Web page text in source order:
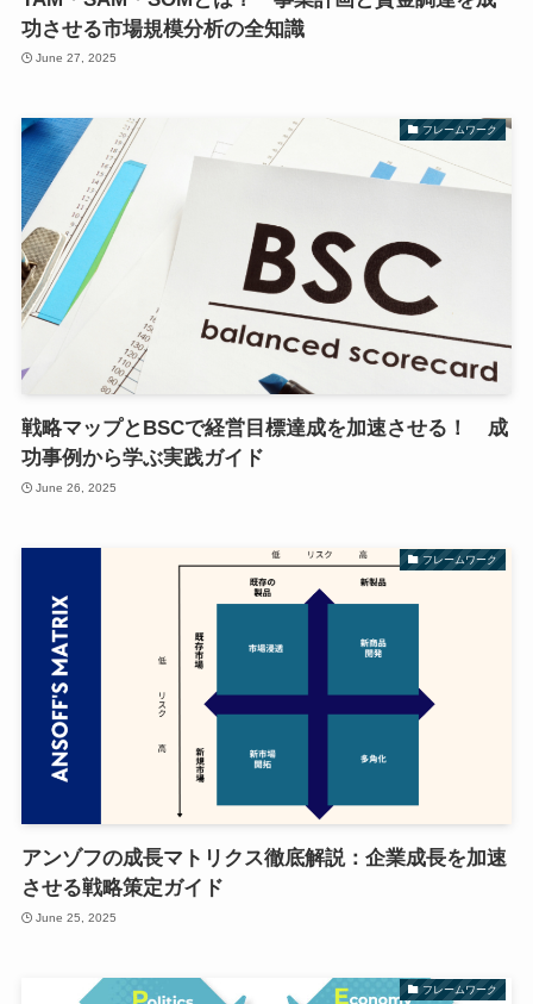
功させる市場規模分析の全知識
June 27, 2025
フレームワーク
戦略マップとBSCで経営目標達成を加速させる！ 成
功事例から学ぶ実践ガイド
June 26, 2025
フレームワーク
アンゾフの成長マトリクス徹底解説：企業成長を加速
させる戦略策定ガイド
June 25, 2025
フレームワーク